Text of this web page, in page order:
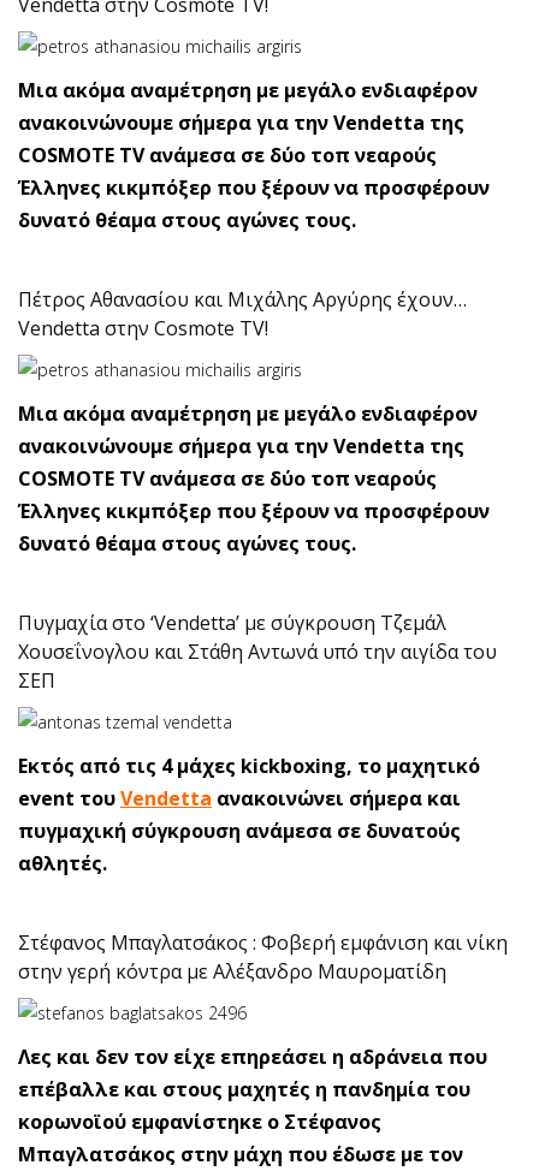
Μια ακόμα αναμέτρηση με μεγάλο ενδιαφέρον
ανακοινώνουμε σήμερα για την Vendetta της
COSMOTE TV ανάμεσα σε δύο τοπ νεαρούς
Έλληνες κικμπόξερ που ξέρουν να προσφέρουν
δυνατό θέαμα στους αγώνες τους.
Πέτρος Αθανασίου και Μιχάλης Αργύρης έχουν…
Vendetta στην Cosmote TV!
Μια ακόμα αναμέτρηση με μεγάλο ενδιαφέρον
ανακοινώνουμε σήμερα για την Vendetta της
COSMOTE TV ανάμεσα σε δύο τοπ νεαρούς
Έλληνες κικμπόξερ που ξέρουν να προσφέρουν
δυνατό θέαμα στους αγώνες τους.
Πυγμαχία στο ‘Vendetta’ με σύγκρουση Τζεμάλ
Χουσεΐνογλου και Στάθη Αντωνά υπό την αιγίδα του
ΣΕΠ
Εκτός από τις 4 μάχες kickboxing, το μαχητικό
event τουVendetta ανακοινώνει σήμερα και
πυγμαχική σύγκρουση ανάμεσα σε δυνατούς
αθλητές.
Στέφανος Μπαγλατσάκος : Φοβερή εμφάνιση και νίκη
στην γερή κόντρα με Αλέξανδρο Μαυροματίδη
Λες και δεν τον είχε επηρεάσει η αδράνεια που
επέβαλλε και στους μαχητές η πανδημία του
κορωνοϊού εμφανίστηκε ο Στέφανος
Μπαγλατσάκος στην μάχη που έδωσε με τον